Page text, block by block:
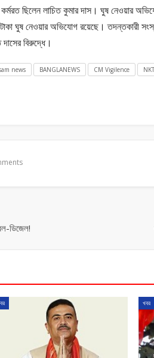
ছিলেন লাচিত কুমার দাস। ঘুষ নেওয়ার
ঘুষ নেওয়ার অভিযোগ রয়েছে। তদন্তকারী
বিরুদ্ধে।
news BANGLANEWS CM Vigilence
ডিজেল!
খবর